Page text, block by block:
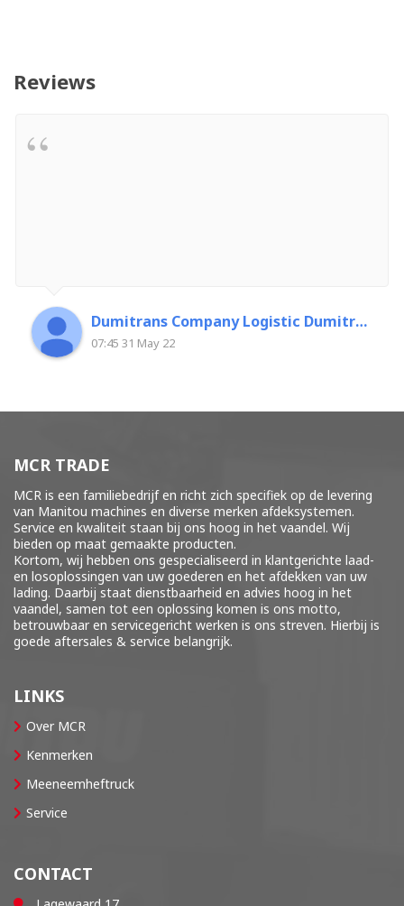
Reviews
Dumitrans Company Logistic Dumitrascu Florin
07:45 31 May 22
MCR TRADE
MCR is een familiebedrijf en richt zich specifiek op de levering
van Manitou machines en diverse merken afdeksystemen.
Service en kwaliteit staan bij ons hoog in het vaandel. Wij
bieden op maat gemaakte producten.
Kortom, wij hebben ons gespecialiseerd in klantgerichte laad-
en losoplossingen van uw goederen en het afdekken van uw
lading. Daarbij staat dienstbaarheid en advies hoog in het
vaandel, samen tot een oplossing komen is ons motto,
betrouwbaar en servicegericht werken is ons streven. Hierbij is
goede aftersales & service belangrijk.
LINKS
Over MCR
Kenmerken
Meeneemheftruck
Service
CONTACT